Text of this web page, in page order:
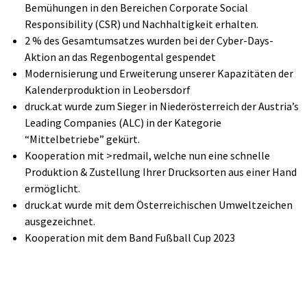
Bemühungen in den Bereichen Corporate Social
Responsibility (CSR) und Nachhaltigkeit erhalten.
2 % des Gesamtumsatzes wurden bei der Cyber-Days-
Aktion an das Regenbogental gespendet
Modernisierung und Erweiterung unserer Kapazitäten der
Kalenderproduktion in Leobersdorf
druck.at wurde zum Sieger in Niederösterreich der Austria’s
Leading Companies (ALC) in der Kategorie
“Mittelbetriebe” gekürt.
Kooperation mit >redmail, welche nun eine schnelle
Produktion & Zustellung Ihrer Drucksorten aus einer Hand
ermöglicht.
druck.at wurde mit dem Österreichischen Umweltzeichen
ausgezeichnet.
Kooperation mit dem Band Fußball Cup 2023